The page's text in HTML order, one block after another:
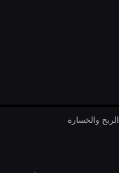
الربح والخسارة